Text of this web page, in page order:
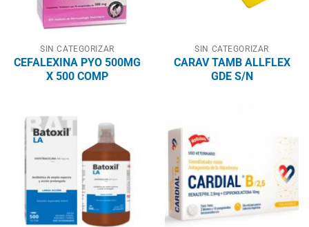
SIN CATEGORIZAR
CEFALEXINA PYO 500MG
X 500 COMP
SIN CATEGORIZAR
CARAV TAMB ALLFLEX
GDE S/N